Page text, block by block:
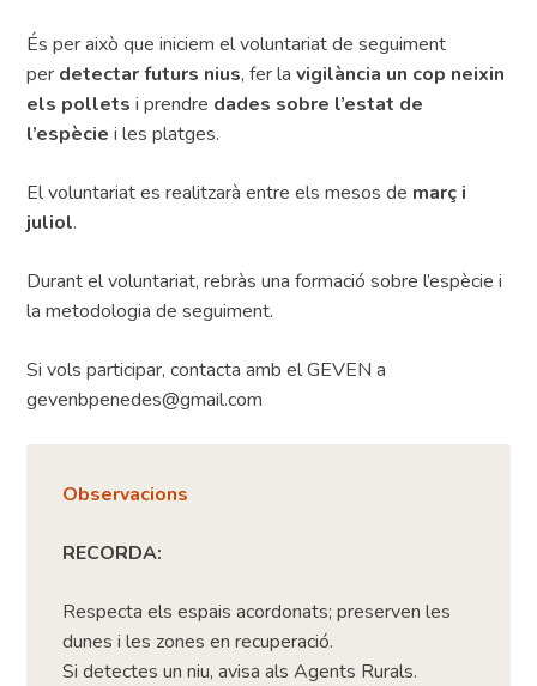
És per això que iniciem el voluntariat de seguiment
per detectar futurs nius, fer lavigilància un cop neixin
els pollets i prendre dades sobre l’estat de
l’espècie i les platges.
El voluntariat es realitzarà entre els mesos de març i
juliol.
Durant el voluntariat, rebràs una formació sobre l’espècie i
la metodologia de seguiment.
Si vols participar, contacta amb el GEVEN a
gevenbpenedes@gmail.com
Observacions
RECORDA:
Respecta els espais acordonats; preserven les
dunes i les zones en recuperació.
Si detectes un niu, avisa als Agents Rurals.